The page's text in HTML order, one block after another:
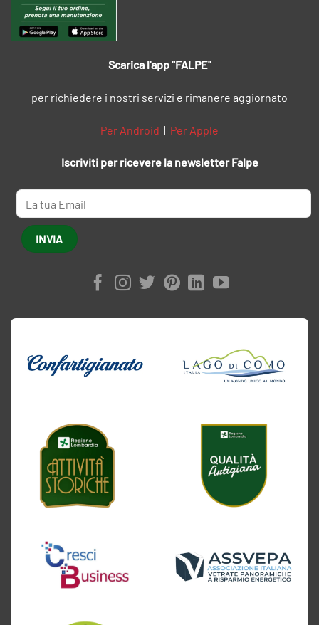
Scarica l'app "FALPE"
per richiedere i nostri servizi e rimanere aggiornato
Per Android | Per Apple
Iscriviti per ricevere la newsletter Falpe